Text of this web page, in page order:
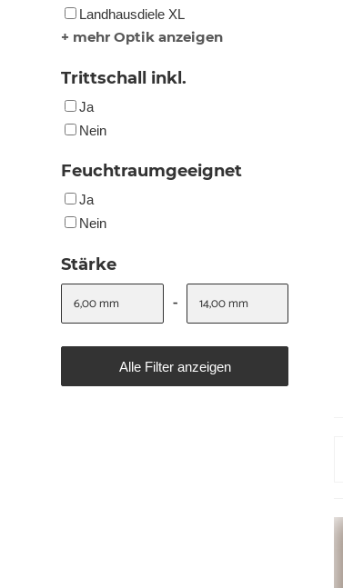
Landhausdiele XL
+ mehr Optik anzeigen
Trittschall inkl.
Ja
Nein
Feuchtraumgeeignet
Ja
Nein
Stärke
-
Alle Filter anzeigen